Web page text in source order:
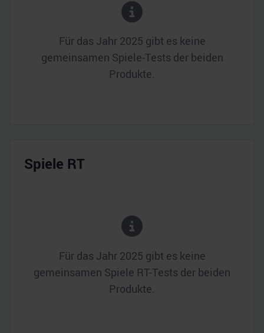
Für das Jahr 2025 gibt es keine
gemeinsamen Spiele-Tests der beiden
Produkte.
Spiele RT
Für das Jahr 2025 gibt es keine
gemeinsamen Spiele RT-Tests der beiden
Produkte.